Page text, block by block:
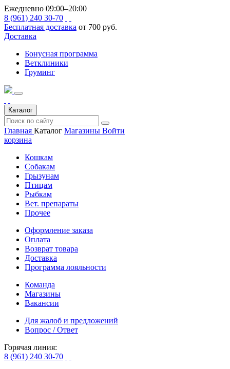
Ежедневно 09:00–20:00
8 (961) 240 30-70
Бесплатная доставка от 700 руб.
Доставка
Бонусная программа
Ветклиники
Груминг
Каталог
Главная Каталог Магазины Войти
корзина
Кошкам
Собакам
Грызунам
Птицам
Рыбкам
Вет. препараты
Прочее
Оформление заказа
Оплата
Возврат товара
Доставка
Программа лояльности
Команда
Магазины
Вакансии
Для жалоб и предложений
Вопрос / Ответ
Горячая линия:
8 (961) 240 30-70